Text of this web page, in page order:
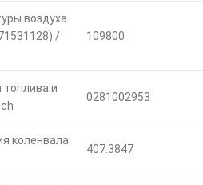
воздуха
/
109800
и
0281002953
коленвала
407.3847